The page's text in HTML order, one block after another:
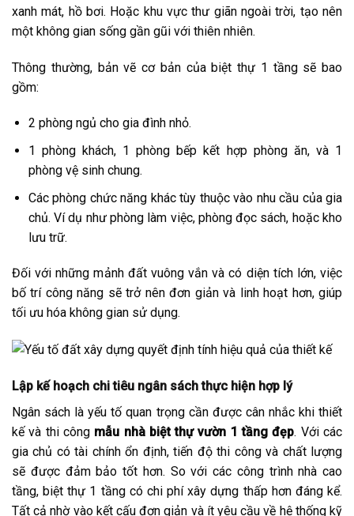
xanh mát, hồ bơi. Hoặc khu vực thư giãn ngoài trời, tạo nên
một không gian sống gần gũi với thiên nhiên.
Thông thường, bản vẽ cơ bản của biệt thự 1 tầng sẽ bao
gồm:
2 phòng ngủ cho gia đình nhỏ.
1 phòng khách, 1 phòng bếp kết hợp phòng ăn, và 1
phòng vệ sinh chung.
Các phòng chức năng khác tùy thuộc vào nhu cầu của gia
chủ. Ví dụ như phòng làm việc, phòng đọc sách, hoặc kho
lưu trữ.
Đối với những mảnh đất vuông vắn và có diện tích lớn, việc
bố trí công năng sẽ trở nên đơn giản và linh hoạt hơn, giúp
tối ưu hóa không gian sử dụng.
Lập kế hoạch chi tiêu ngân sách thực hiện hợp lý
Ngân sách là yếu tố quan trọng cần được cân nhắc khi thiết
kế và thi công mẫu nhà biệt thự vườn 1 tầng đẹp. Với các
gia chủ có tài chính ổn định, tiến độ thi công và chất lượng
sẽ được đảm bảo tốt hơn. So với các công trình nhà cao
tầng, biệt thự 1 tầng có chi phí xây dựng thấp hơn đáng kể.
Tất cả nhờ vào kết cấu đơn giản và ít yêu cầu về hệ thống kỹ